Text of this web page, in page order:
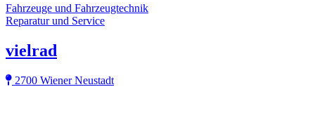
Fahrzeuge und Fahrzeugtechnik
Reparatur und Service
vielrad
2700 Wiener Neustadt